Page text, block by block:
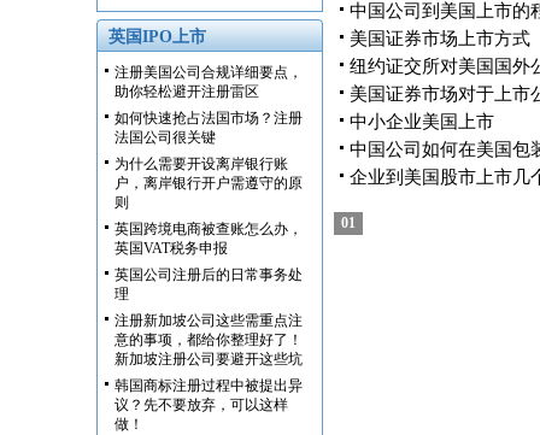
英国IPO上市
注册美国公司合规详细要点，
助你轻松避开注册雷区
如何快速抢占法国市场？注册
法国公司很关键
为什么需要开设离岸银行账
户，离岸银行开户需遵守的原
则
英国跨境电商被查账怎么办，
英国VAT税务申报
英国公司注册后的日常事务处
理
注册新加坡公司这些需重点注
意的事项，都给你整理好了！
新加坡注册公司要避开这些坑
韩国商标注册过程中被提出异
议？先不要放弃，可以这样
做！
中国公司到美国上市的
美国证券市场上市方式
纽约证交所对美国国外
美国证券市场对于上市
中小企业美国上市
中国公司如何在美国包
企业到美国股市上市几
01